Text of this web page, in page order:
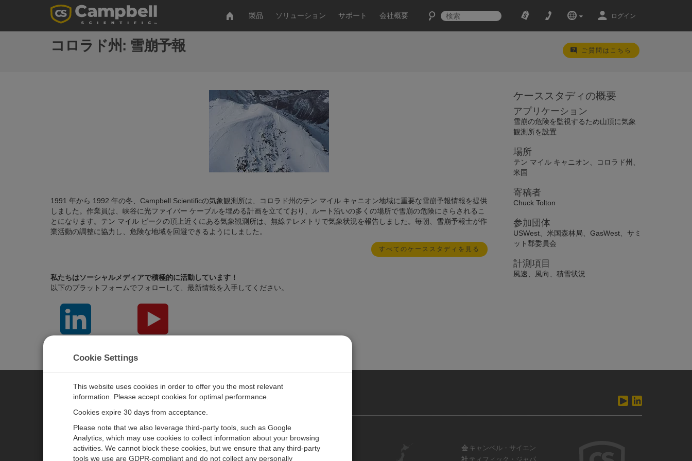
製品 ソリューション サポート 会社概要 ログイン
コロラド州: 雪崩予報 ご質問はこちら
1991 年から 1992 年の冬、Campbell Scientificの気象観測所は、コロラド州のテン マイル キャニオン地域に重要な雪崩予報情報を提供
しました。作業員は、峡谷に光ファイバー ケーブルを埋める計画を​​立てており、ルート沿いの多くの場所で雪崩の危険にさらされるこ
とになります。テン マイル ピークの頂上近くにある気象観測所は、無線テレメトリで気象状況を報告しました。毎朝、雪崩予報士が作
業活動の調整に協力し、危険な地域を回避できるようにしました。
すべてのケーススタディを見る
私たちはソーシャルメディアで積極的に活動しています！
以下のプラットフォームでフォローして、最新情報を入手してください。
ケーススタディの概要
アプリケーション
雪崩の危険を監視するため山頂に気象
観測所を設置
場所
テン マイル キャニオン、コロラド州、
米国
寄稿者
Chuck Tolton
参加団体
USWest、米国森林局、GasWest、サミ
ット郡委員会
計測項目
風速、風向、積雪状況
CAMPBELL SCIENTIFIC JAPAN
ニュースルーム
パートナー
お問い合わせ
キャリア
会
社
キャンベル・サイエン
ティフィック・ジャパ
Cookie Settings
This website uses cookies in order to offer you the most relevant
information. Please accept cookies for optimal performance.
Cookies expire 30 days from acceptance.
Please note that we also leverage third-party tools, such as Google
Analytics, which may use cookies to collect information about your browsing
activities. We cannot block these cookies, but we ensure that any third-party
tools we use are GDPR-compliant and do not collect any personally